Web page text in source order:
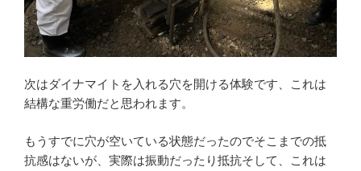
次はダイナマイトを入れる穴を開ける体験です、これは
結構な重労働だと思われます。
もうすでに穴が空いている状態だったのでそこまでの抵
抗感はないが、実際は振動だったり抵抗そして、これは